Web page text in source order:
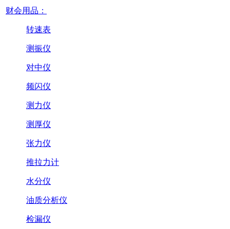
财会用品：
转速表
测振仪
对中仪
频闪仪
测力仪
测厚仪
张力仪
推拉力计
水分仪
油质分析仪
检漏仪